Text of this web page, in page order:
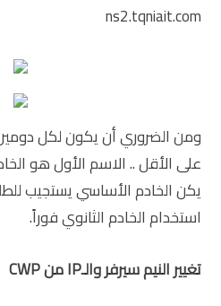
ns2.tqniait.com
ومن الضروري أن يكون لكل
على الأقل .. الاسم الأول هو
يكن الخادم الأساسي يستجيب
استخدام الخادم الثانوي فوراً.
تغيير النيم سيرفر والـIP من CWP